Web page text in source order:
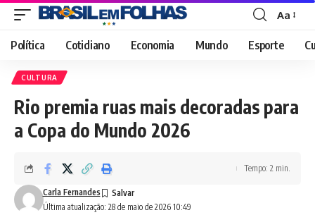
Font
Resizer
Aa
Política Cotidiano Economia Mundo Esporte
CULTURA
Rio premia ruas mais decoradas para
a Copa do Mundo 2026
Última atualização: 28 de maio de 2026 10:49
Carla Fernandes
Tempo: 2 min.